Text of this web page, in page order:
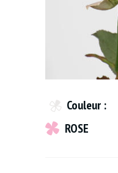
Couleur :
ROSE